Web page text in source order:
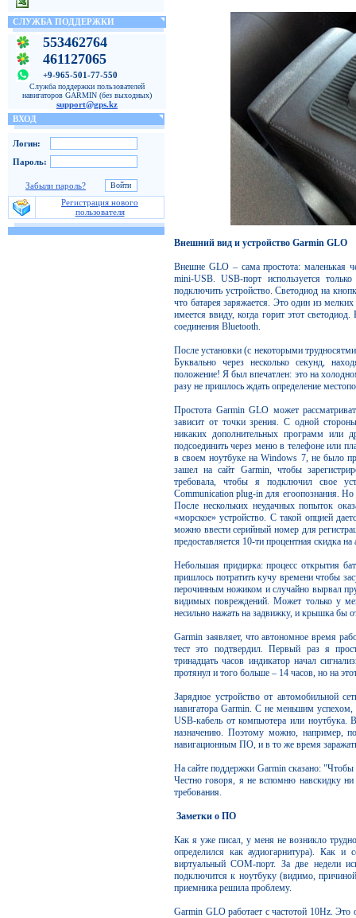
СЛУЖБА ПОДДЕРЖКИ
553462764
461127065
+9-965-501-77-550
Служба поддержки пользователей
навигаторов GARMIN (без выходных)
support@gps.kz
ВХОД
Логин:
Пароль:
Забыли пароль?
Регистрация нового
пользователя
Внешний вид и устройство Garmin GLO
Внешне GLO – сама проcтота: маленькая
mini-USB. USB-порт используется
подключить устройство. Светодиод на
что батарея заряжается. Это один из
имеется ввиду, когда горит этот
соединения Bluetooth.
После установки (с некоторыми
Буквально через несколько секунд,
положение! Я был впечатлен: это на
разу не пришлось ждать определение
Простота Garmin GLO может
зависит от точки зрения. С одной
никаких дополнительных программ или
подсоединить через меню в телефоне или
в своем ноутбуке на Windows 7, не было
зашел на сайт Garmin, чтобы
требовала, чтобы я подключил свое
Communication plug-in для егоопознания.
После нескольких неудачных попыток
«морское» устройство. С такой опцией
можно ввести серийный номер для
предоставляется 10-ти процентная скидка
Небольшая придирка: процесс открытия
пришлось потратить кучу времени чтобы
перочинным ножиком и случайно вырвал
видимых повреждений. Может только у
несильно нажать на задвижку, и крышка бы
Garmin заявляет, что автономное время
тест это подтвердил. Первый раз я
тринадцать часов индикатор начал
протянул и того больше – 14 часов, но на
Зарядное устройство от автомобильной
навигатора Garmin. С не меньшим успехом,
USB-кабель от компьютера или ноутбука.
назначению. Поэтому можно, например,
навигационным ПО, и в то же время
На сайте поддержки Garmin сказано:
Честно говоря, я не вспомню навскидку
требования.
Заметки о ПО
Как я уже писал, у меня не возникло
определился как аудиогарнитура). Как
виртуальный COM-порт. За две недели
подключится к ноутбуку (видимо,
приемника решила проблему.
Garmin GLO работает с частотой 10Hz.